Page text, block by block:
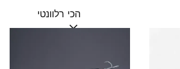
מיין לפי:(optional)